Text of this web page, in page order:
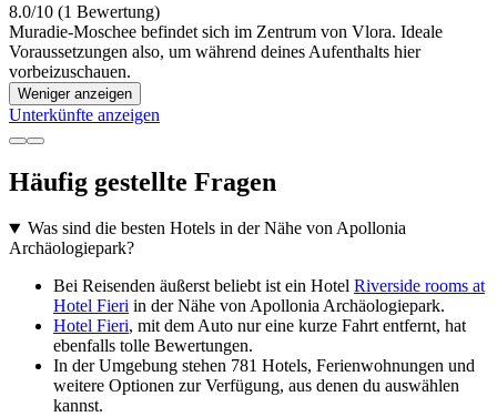
8.0/10 (1 Bewertung)
Muradie-Moschee befindet sich im Zentrum von Vlora. Ideale
Voraussetzungen also, um während deines Aufenthalts hier
vorbeizuschauen.
Weniger anzeigen
Unterkünfte anzeigen
Häufig gestellte Fragen
Was sind die besten Hotels in der Nähe von Apollonia
Archäologiepark?
Bei Reisenden äußerst beliebt ist ein Hotel Riverside rooms at
Hotel Fieri in der Nähe von Apollonia Archäologiepark.
Hotel Fieri, mit dem Auto nur eine kurze Fahrt entfernt, hat
ebenfalls tolle Bewertungen.
In der Umgebung stehen 781 Hotels, Ferienwohnungen und
weitere Optionen zur Verfügung, aus denen du auswählen
kannst.